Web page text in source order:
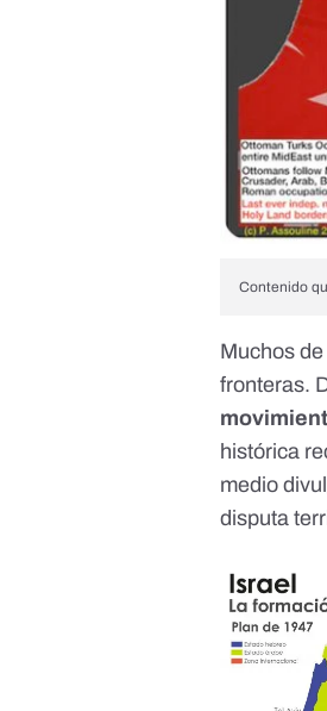
Contenido
Muchos
fronteras.
histórica
medio
disputa